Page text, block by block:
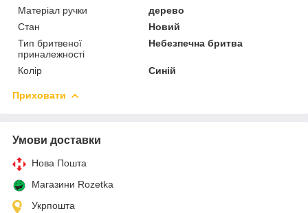
Матеріал ручки
дерево
Стан
Новий
Тип бритвеної
приналежності
Небезпечна бритва
Колір Синій
Приховати
Умови доставки
Нова Пошта
Магазини Rozetka
Укрпошта